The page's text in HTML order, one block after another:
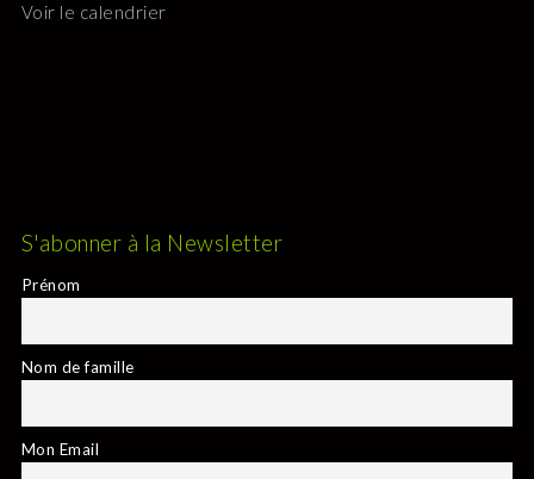
Voir le calendrier
S'abonner à la Newsletter
Prénom
Nom de famille
Mon Email